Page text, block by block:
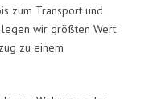
zum Transport und
wir größten Wert
zu einem